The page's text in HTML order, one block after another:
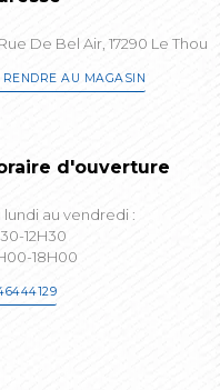
De Bel Air, 17290 Le Thou
RENDRE AU MAGASIN
d'ouverture
lundi au vendredi :
12H30
18H00